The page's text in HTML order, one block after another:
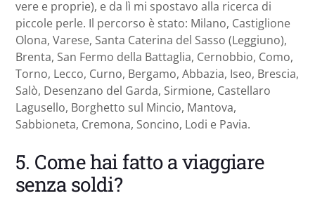
vere e proprie), e da lì mi spostavo alla ricerca di
piccole perle. Il percorso è stato: Milano, Castiglione
Olona, Varese, Santa Caterina del Sasso (Leggiuno),
Brenta, San Fermo della Battaglia, Cernobbio, Como,
Torno, Lecco, Curno, Bergamo, Abbazia, Iseo, Brescia,
Salò, Desenzano del Garda, Sirmione, Castellaro
Lagusello, Borghetto sul Mincio, Mantova,
Sabbioneta, Cremona, Soncino, Lodi e Pavia.
5. Come hai fatto a viaggiare
senza soldi?